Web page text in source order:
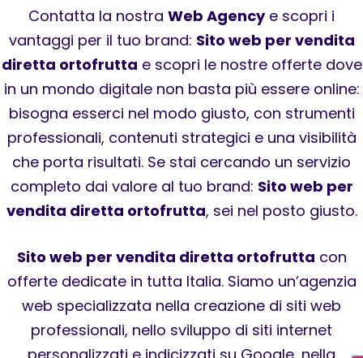
Contatta la nostra Web Agencye scopri i
vantaggi per il tuo brand: Sito web per vendita
diretta ortofrutta e scopri le nostre offerte dove
in un mondo digitale non basta più essere online:
bisogna esserci nel modo giusto, con strumenti
professionali, contenuti strategici e una visibilità
che porta risultati. Se stai cercando un servizio
completo dai valore al tuo brand: Sito web per
vendita diretta ortofrutta, sei nel posto giusto.
Sito web per vendita diretta ortofrutta con
offerte dedicate in tutta Italia. Siamo un’agenzia
web specializzata nella creazione di siti web
professionali, nello sviluppo di siti internet